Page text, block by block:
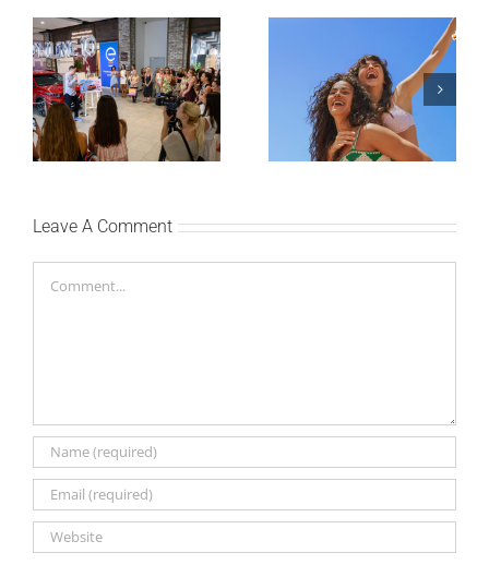
Lilly Drogerie proslavile
10. online rođendan,
uručile automobil
Citroën C3 i najavile
saradnju sa
šampionkom Andreom
Leto menja naše navike
– vreme je da
promenite i beauty
rutinu
Leave A Comment